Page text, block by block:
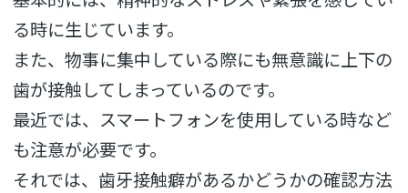
る時に生じています。
また、物事に集中している際にも無意識に上下の
歯が接触してしまっているのです。
最近では、スマートフォンを使用している時など
も注意が必要です。
それでは、歯牙接触癖があるかどうかの確認方法